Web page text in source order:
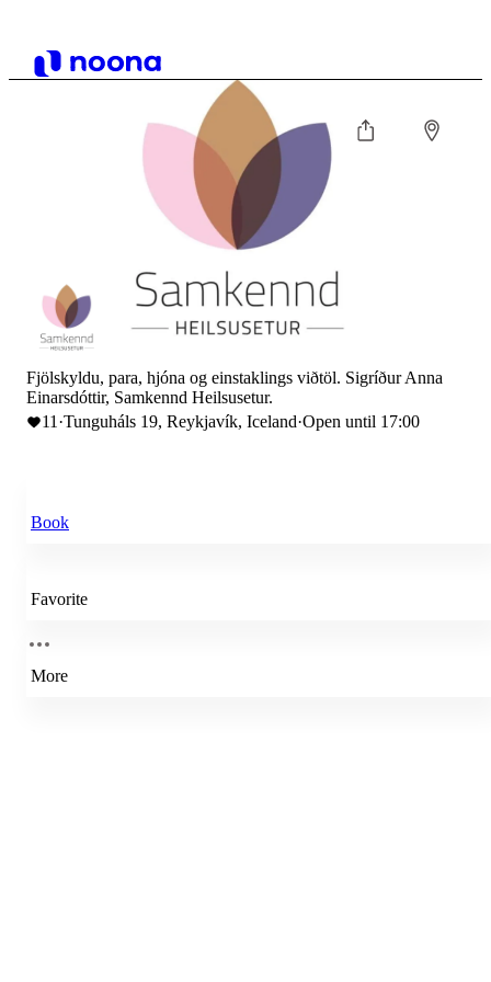
Fjölskyldu, para, hjóna og einstaklings viðtöl. Sigríður Anna
Einarsdóttir, Samkennd Heilsusetur.
11 ·Tunguháls 19, Reykjavík, Iceland·Open until 17:00
Book
Favorite
More